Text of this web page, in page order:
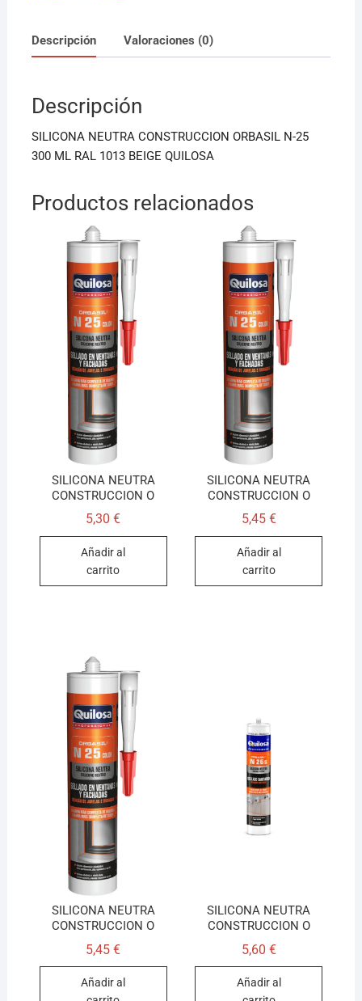
c
e
o
o
k
ai
l
at
s
p
p
Descripción Valoraciones (0)
Descripción
SILICONA NEUTRA CONSTRUCCION ORBASIL N-25
300 ML RAL 1013 BEIGE QUILOSA
Productos relacionados
SILICONA NEUTRA
CONSTRUCCION O
5,30€
Añadir al
carrito
SILICONA NEUTRA
CONSTRUCCION O
5,45 €
Añadir al
carrito
SILICONA NEUTRA
CONSTRUCCION O
5,45€
Añadir al
SILICONA NEUTRA
CONSTRUCCION O
5,60 €
Añadir al